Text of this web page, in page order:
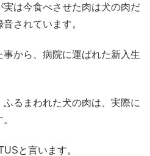
実は今食べさせた肉は犬の肉だ
されています。
事から、病院に運ばれた新入生
るまわれた犬の肉は、実際に
と言います。